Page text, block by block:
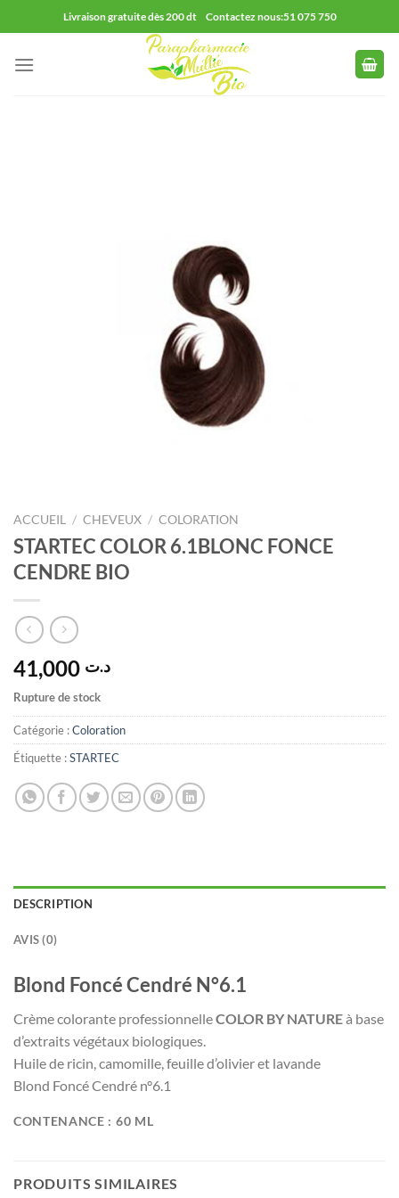
au
contenu
Livraison gratuite dès 200 dt Contactez nous:51 075 750
ACCUEIL / CHEVEUX / COLORATION
STARTEC COLOR 6.1BLONC FONCE
CENDRE BIO
د.ت
Rupture de stock
Catégorie :Coloration
Étiquette :STARTEC
DESCRIPTION
AVIS (0)
Blond Foncé Cendré N°6.1
Crème colorante professionnelleCOLOR BY NATUREà base
d’extraits végétaux biologiques.
Huile de ricin, camomille, feuille d’olivier et lavande
Blond Foncé Cendré n°6.1
CONTENANCE : 60 ML
PRODUITS SIMILAIRES